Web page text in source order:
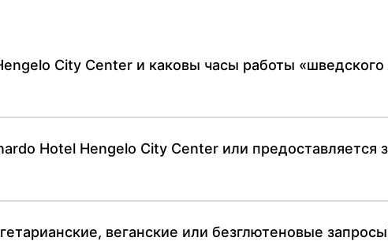
City Center и каковы часы работы «шведского
Hotel Hengelo City Center или предоставляется
веганские или безглютеновые